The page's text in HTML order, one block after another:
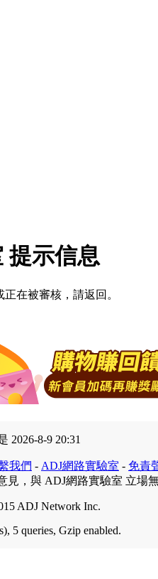
提示信息
在被審核，請返回。
2026-8-9 20:31
我們 - ADJ網路實驗室 - 免責
見，與 ADJ網路實驗室 立場
ADJ Network Inc.
5 queries, Gzip enabled.